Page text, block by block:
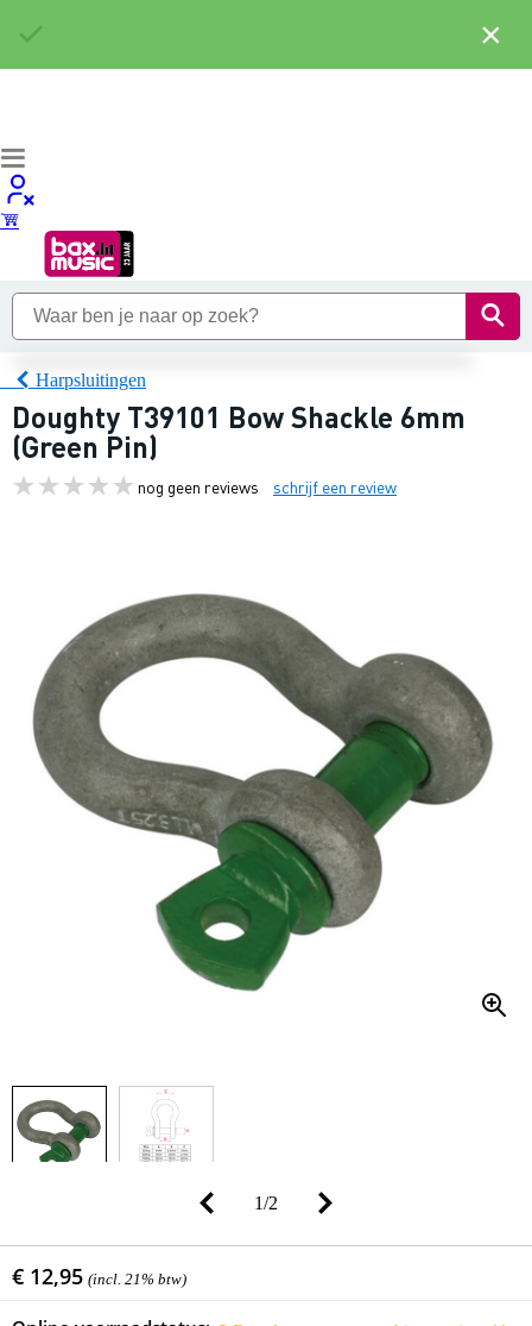
Harpsluitingen
Doughty T39101 Bow Shackle 6mm
(Green Pin)
nog geen reviews schrijf een review
1/2
€ 12,95 (incl. 21% btw)
×